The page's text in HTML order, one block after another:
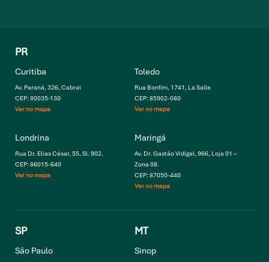
PR
Curitiba
Av. Paraná, 326, Cabral
CEP: 80035-130
Ver no mapa
Toledo
Rua Bonfim, 1741, La Salle
CEP: 85902-080
Ver no mapa
Londrina
Rua Dr. Elias César, 55, Sl. 902.
CEP: 86015-640
Ver no mapa
Maringá
Av. Dr. Gastão Vidigal, 966, Loja 01 –
Zona 08.
CEP: 87050-440
Ver no mapa
SP
São Paulo
MT
Sinop